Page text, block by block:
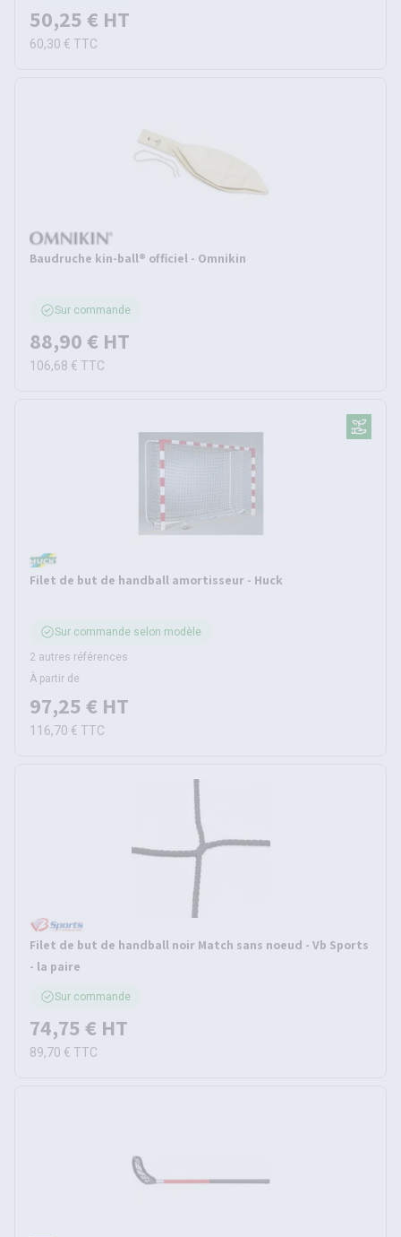
50,25 € HT
60,30 € TTC
Baudruche kin-ball® officiel - Omnikin
Sur commande
88,90 € HT
106,68 € TTC
Filet de but de handball amortisseur - Huck
Sur commande selon modèle
2 autres références
À partir de
97,25 € HT
116,70 € TTC
Filet de but de handball noir Match sans noeud - Vb Sports
- la paire
Sur commande
74,75 € HT
89,70 € TTC